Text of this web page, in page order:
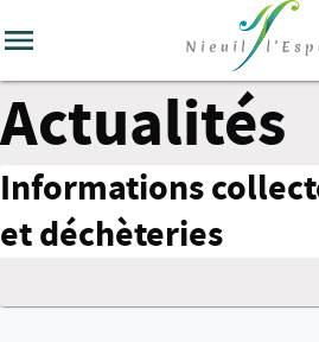
Actualités
Informations
et déchèteries